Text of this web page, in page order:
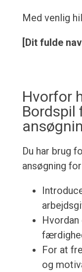
Med venlig
[Dit fulde
Hvorfor
Bordspil
Du har brug
ansøgning
For at
og